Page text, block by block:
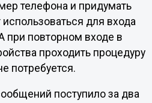
телефона и придумать
для входа
при повторном входе в
проходить процедуру
потребуется.
поступило за два